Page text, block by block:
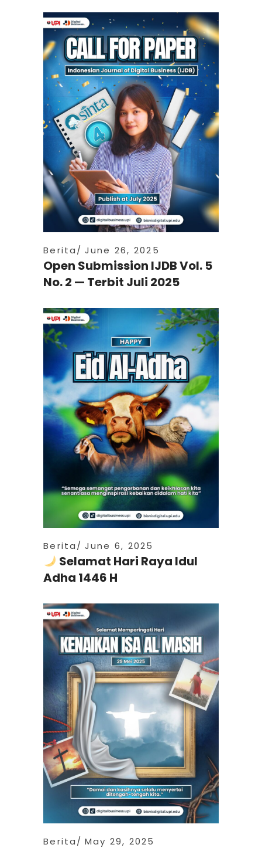
Berita June 26, 2025
Open Submission IJDB Vol. 5
No. 2 — Terbit Juli 2025
Berita June 6, 2025
Selamat Hari Raya Idul
Adha 1446 H
Berita May 29, 2025